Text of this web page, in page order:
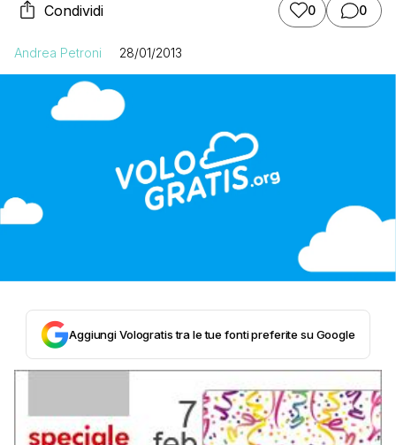
Condividi 0 0
Andrea Petroni 28/01/2013
Aggiungi Vologratis tra le tue fonti preferite su Google